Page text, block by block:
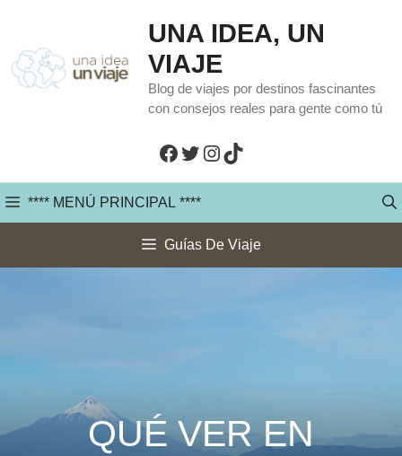
contenido
UNA IDEA, UN
VIAJE
Blog de viajes por destinos fascinantes
con consejos reales para gente como tú
Facebook
Twitter
Instagram
TikTok
**** MENÚ PRINCIPAL ****
Guías De Viaje
QUÉ VER EN